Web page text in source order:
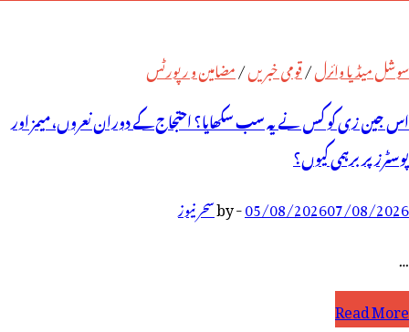
سوشل میڈیا وائرل/قومی خبریں/مضامین و رپورٹس
اس جین زی کو کس نے یہ سب سکھایا؟ احتجاج کے دوران نعروں، میمز اور
پوسٹرز پر برہمی کیوں؟
05/08/202607/08/2026
-
byسحر نیوز
…
اس
Read More